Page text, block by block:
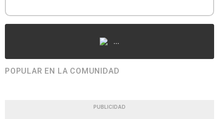
...
POPULAR EN LA COMUNIDAD
PUBLICIDAD